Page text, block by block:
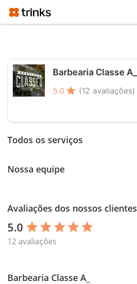
Barbearia Classe A_
5.0 star (12 avaliações)
Todos os serviços
Nossa equipe
Avaliações dos nossos clientes
5.0 star star star star star
12 avaliações
Barbearia Classe A_